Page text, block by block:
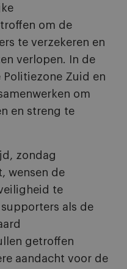
om de
te verzekeren en
verlopen. In de
Politiezone Zuid en
om
en streng te
zondag
wensen de
te
als de
getroffen
aandacht voor de